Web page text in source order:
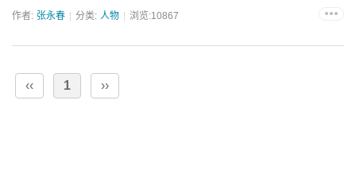
弹腿...
作者: 张永春 分类: 人物 浏览:10867
‹‹ 1 ››